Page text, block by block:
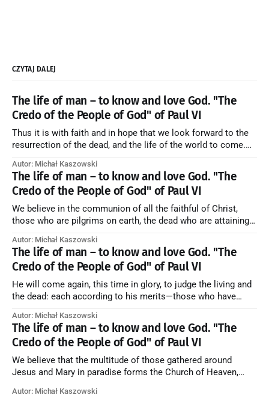
CZYTAJ DALEJ
The life of man – to know and love God. "The
Credo of the People of God" of Paul VI
Thus it is with faith and in hope that we look forward to the
resurrection of the dead, and the life of the world to come.
artykuł w starym serwisie →
Autor: Michał Kaszowski
The life of man – to know and love God. "The
Credo of the People of God" of Paul VI
We believe in the communion of all the faithful of Christ,
those who are pilgrims on earth, the dead who are attaining
forming one Church; and we believe that in this communion
the merciful love of God and His saints is
Autor: Michał Kaszowski
The life of man – to know and love God. "The
Credo of the People of God" of Paul VI
He will come again, this time in glory, to judge the living and
the dead: each according to his merits—those who have
those who have refused them to the end going to the fire that
is not
Autor: Michał Kaszowski
The life of man – to know and love God. "The
Credo of the People of God" of Paul VI
We believe that the multitude of those gathered around
Jesus and Mary in paradise forms the Church of Heaven,
Autor: Michał Kaszowski